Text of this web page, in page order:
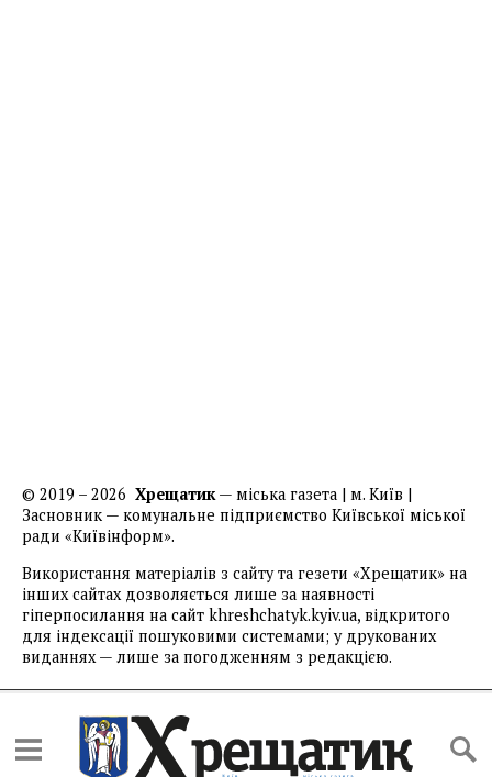
© 2019 – 2026 Хрещатик— міська газета | м. Київ |
Засновник — комунальне підприємство Київської міської
ради «Київінформ».
Використання матеріалів з сайту та гезети «Хрещатик» на
інших сайтах дозволяється лише за наявності
гіперпосилання на сайт khreshchatyk.kyiv.ua, відкритого
для індексації пошуковими системами; у друкованих
виданнях — лише за погодженням з редакцією.